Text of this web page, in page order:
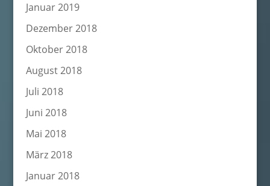
Januar 2019
Dezember 2018
Oktober 2018
August 2018
Juli 2018
Juni 2018
Mai 2018
März 2018
Januar 2018